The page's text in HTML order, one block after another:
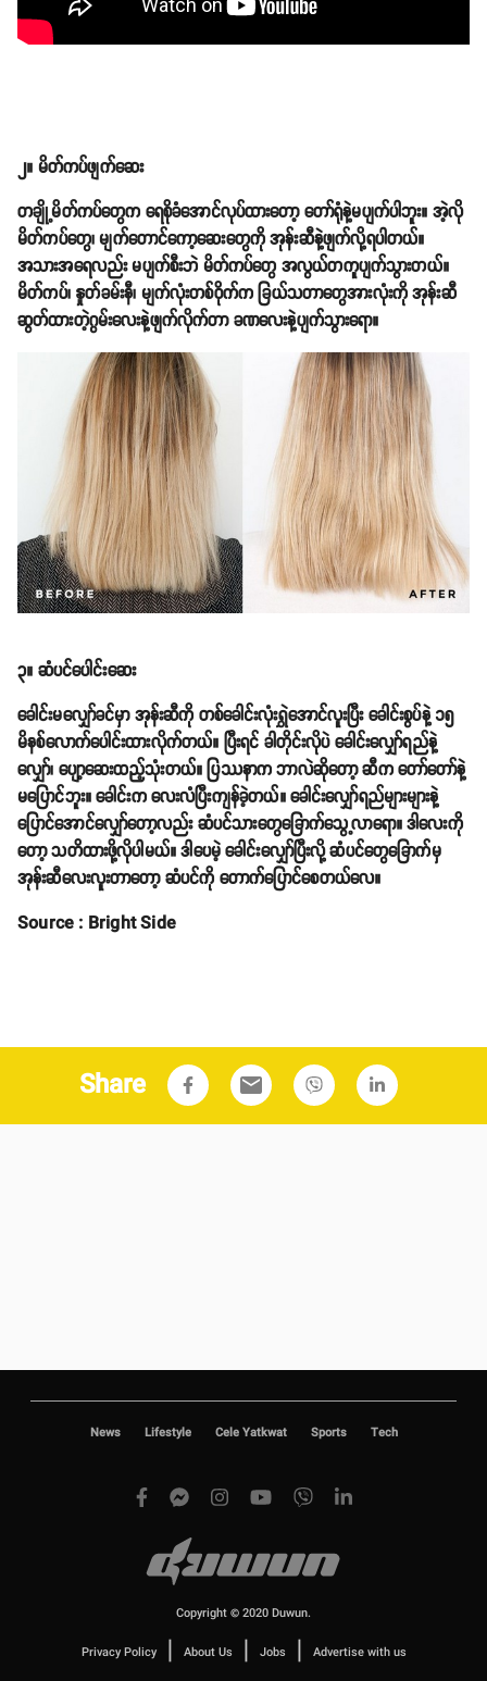
၂။ မိတ်ကပ်ဖျက်ဆေး
တချို့မိတ်ကပ်တွေက ရေစိုခံအောင်လုပ်ထားတော့ တော်ရုံနဲ့မပျက်ပါဘူး။ အဲ့လို
မိတ်ကပ်တွေ၊ မျက်တောင်ကော့ဆေးတွေကို အုန်းဆီနဲ့ဖျက်လို့ရပါတယ်။
အသားအရေလည်း မပျက်စီးဘဲ မိတ်ကပ်တွေ အလွယ်တကူပျက်သွားတယ်။
မိတ်ကပ်၊ နှုတ်ခမ်းနီ၊ မျက်လုံးတစ်ဝိုက်က ခြယ်သတာတွေအားလုံးကို အုန်းဆီ
ဆွတ်ထားတဲ့ဂွမ်းလေးနဲ့ဖျက်လိုက်တာ ခဏလေးနဲ့ပျက်သွားရော။
၃။ ဆံပင်ပေါင်းဆေး
ခေါင်းမလျှော်ခင်မှာ အုန်းဆီကို တစ်ခေါင်းလုံးရွှဲအောင်လူးပြီး ခေါင်းစွပ်နဲ့ ၁၅
မိနစ်လောက်ပေါင်းထားလိုက်တယ်။ ပြီးရင် ခါတိုင်းလိုပဲ ခေါင်းလျှော်ရည်နဲ့
လျှော်၊ ပျော့ဆေးထည့်သုံးတယ်။ ပြဿနာက ဘာလဲဆိုတော့ ဆီက တော်တော်နဲ့
မပြောင်ဘူး။ ခေါင်းက လေးလံပြီးကျန်ခဲ့တယ်။ ခေါင်းလျှော်ရည်များများနဲ့
ပြောင်အောင်လျှော်တော့လည်း ဆံပင်သားတွေခြောက်သွေ့လာရော။ ဒါလေးကို
တော့ သတိထားဖို့လိုပါမယ်။ ဒါပေမဲ့ ခေါင်းလျှော်ပြီးလို့ ဆံပင်တွေခြောက်မှ
အုန်းဆီလေးလူးတာတော့ ဆံပင်ကို တောက်ပြောင်စေတယ်လေ။
Source : Bright Side
Share email
News Lifestyle Cele Yatkwat Sports Tech
Copyright © 2020 Duwun.
Privacy Policy | About Us | Jobs | Advertise with us